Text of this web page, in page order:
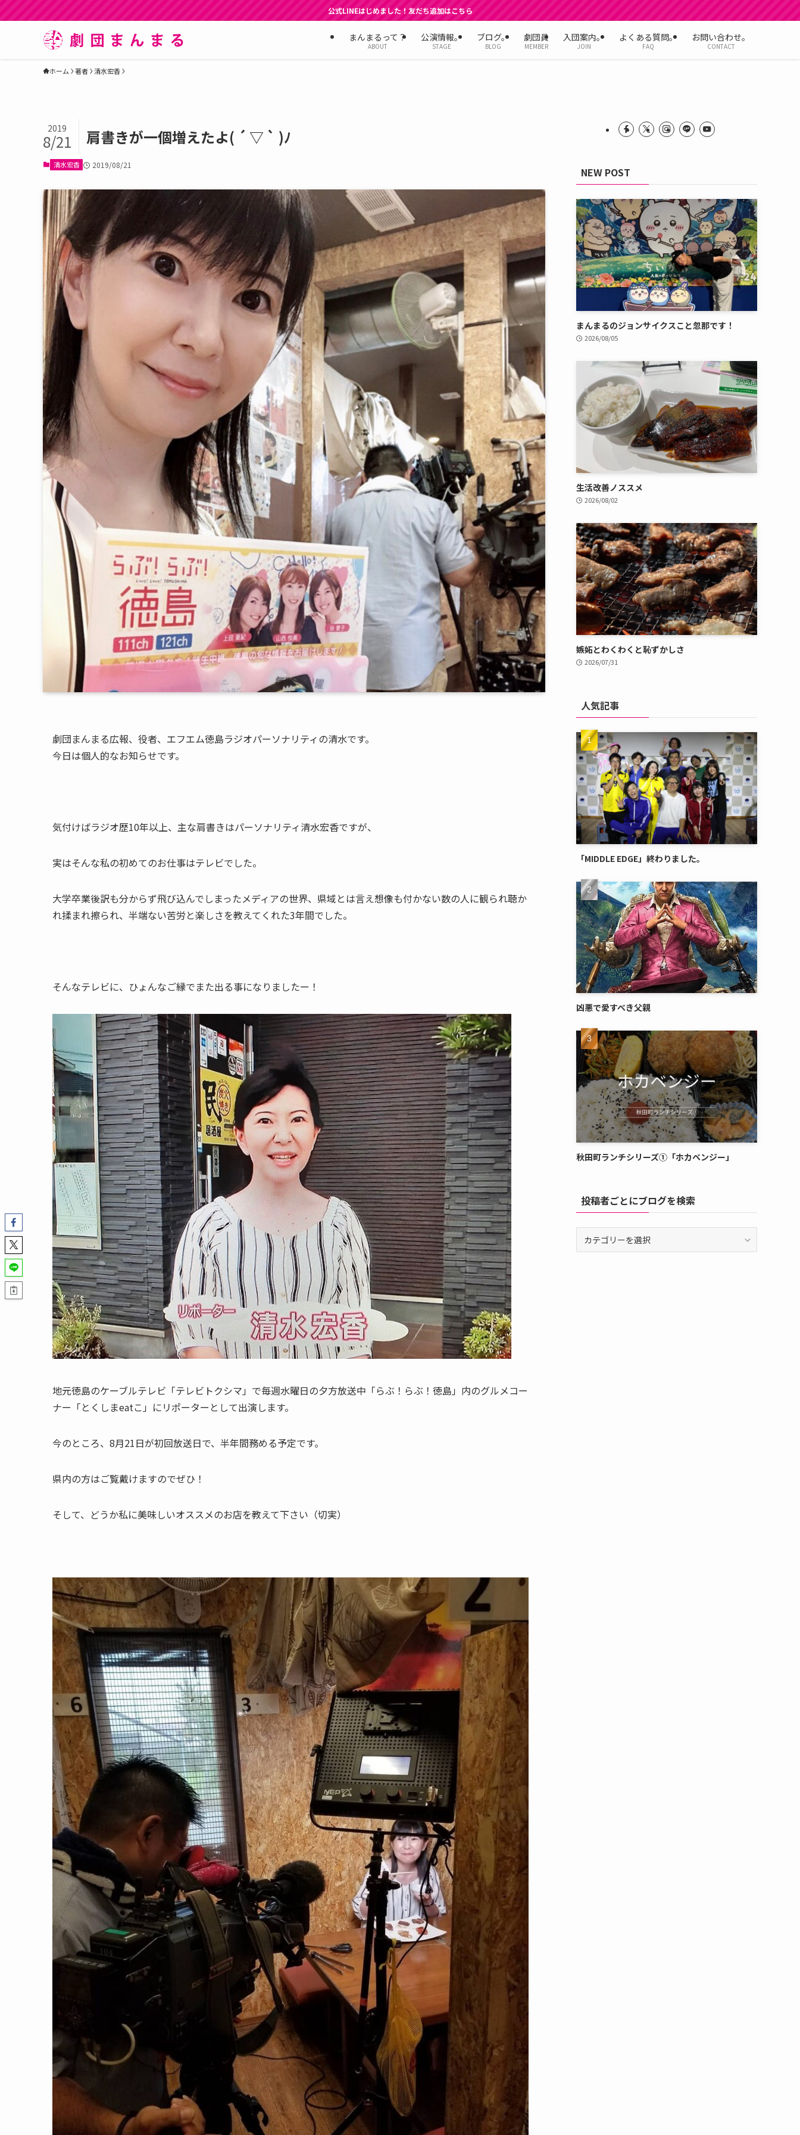
公式LINEはじめました！友だち追加はこちら
まんまるって？
ABOUT
公演情報。
STAGE
ブログ。
BLOG
劇団員
MEMBER
入団案内。
JOIN
よくある質問。
FAQ
お問い合わせ。
CONTACT
ホーム 著者 清水宏香
肩書きが一個増えたよ( ´ ▽ ` )ﾉ
2019
8/21
清水宏香 2019/08/21
劇団まんまる広報、役者、エフエム徳島ラジオパーソナリティの清水です。
今日は個人的なお知らせです。
気付けばラジオ歴10年以上、主な肩書きはパーソナリティ清水宏香ですが、
実はそんな私の初めてのお仕事はテレビでした。
大学卒業後訳も分からず飛び込んでしまったメディアの世界、県域とは言え想像も付かない数の人に観られ聴か
れ揉まれ擦られ、半端ない苦労と楽しさを教えてくれた3年間でした。
そんなテレビに、ひょんなご縁でまた出る事になりましたー！
地元徳島のケーブルテレビ「テレビトクシマ」で毎週水曜日の夕方放送中「らぶ！らぶ！徳島」内のグルメコー
ナー「とくしまeatこ」にリポーターとして出演します。
今のところ、8月21日が初回放送日で、半年間務める予定です。
県内の方はご覧戴けますのでぜひ！
そして、どうか私に美味しいオススメのお店を教えて下さい（切実）
NEW POST
まんまるのジョンサイクスこと忽那です！
2026/08/05
生活改善ノススメ
2026/08/02
嫉妬とわくわくと恥ずかしさ
2026/07/31
人気記事
「MIDDLE EDGE」終わりました。
凶悪で愛すべき父親
秋田町ランチシリーズ①「ホカベンジー」
投稿者ごとにブログを検索